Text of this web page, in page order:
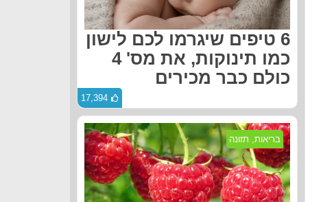
6 טיפים שיגרמו לכם לישון
כמו תינוקות, את מס' 4
כולם כבר מכירים
17,394
בריאות תזונה